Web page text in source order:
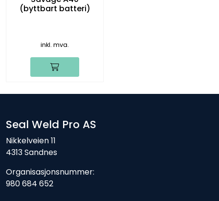
(byttbart batteri)
inkl. mva.
Seal Weld Pro AS
Nikkelveien 11
4313 Sandnes
Organisasjonsnummer:
980 684 652